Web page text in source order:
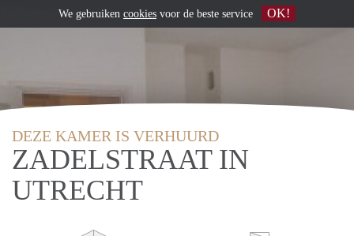
DEZE KAMER IS VERHUURD
ZADELSTRAAT IN
UTRECHT
We gebruiken cookies voor de beste service OK!